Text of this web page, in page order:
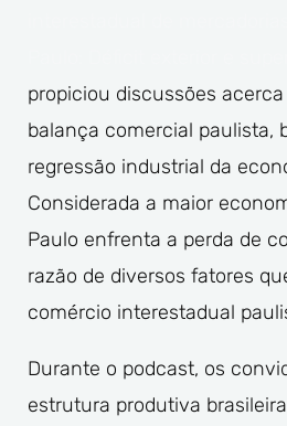
propiciou discussões
balança comercial paulista,
regressão industrial da
Considerada a maior
Paulo enfrenta a perda de
razão de diversos fatores
comércio interestadual
Durante o podcast, os
estrutura produtiva